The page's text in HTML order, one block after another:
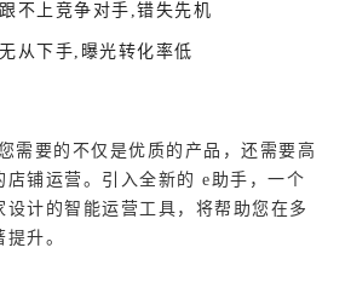
不上竞争对手,错失先机
从下手,曝光转化率低
要的不仅是优质的产品，还需要高
店铺运营。引入全新的 e助手，一个
设计的智能运营工具，将帮助您在多
升。